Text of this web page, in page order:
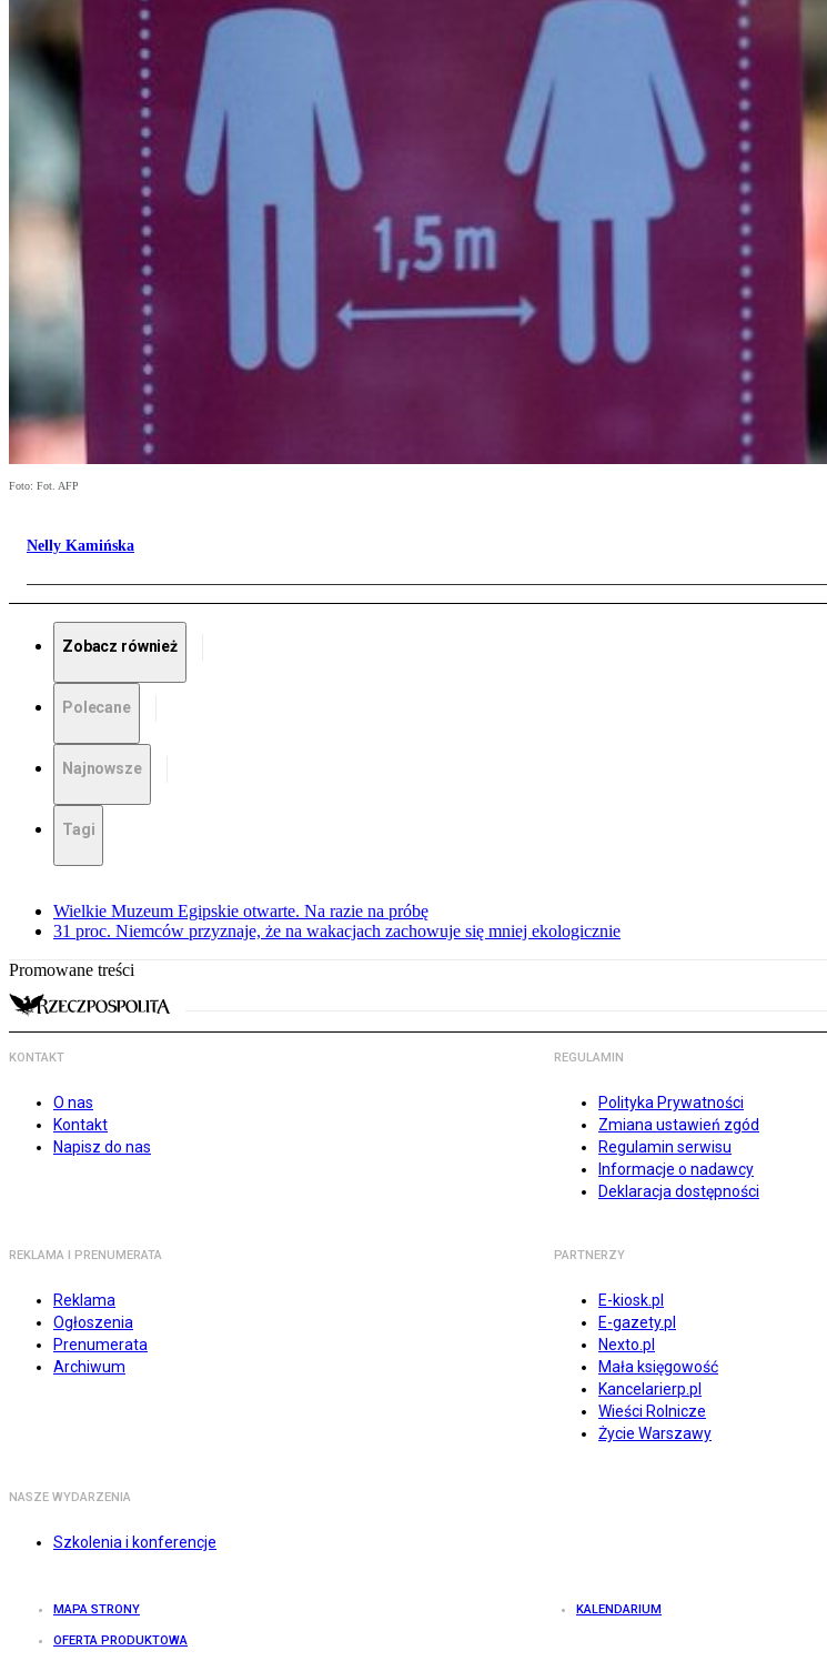
Foto: Fot. AFP
Nelly Kamińska
Zobacz również
Polecane
Najnowsze
Tagi
Wielkie Muzeum Egipskie otwarte. Na razie na próbę
31 proc. Niemców przyznaje, że na wakacjach zachowuje się mniej ekologicznie
Promowane treści
KONTAKT
O nas
Kontakt
Napisz do nas
REGULAMIN
Polityka Prywatności
Zmiana ustawień zgód
Regulamin serwisu
Informacje o nadawcy
Deklaracja dostępności
REKLAMA I PRENUMERATA
Reklama
Ogłoszenia
Prenumerata
Archiwum
PARTNERZY
E-kiosk.pl
E-gazety.pl
Nexto.pl
Mała księgowość
Kancelarierp.pl
Wieści Rolnicze
Życie Warszawy
NASZE WYDARZENIA
Szkolenia i konferencje
MAPA STRONY KALENDARIUM
OFERTA PRODUKTOWA